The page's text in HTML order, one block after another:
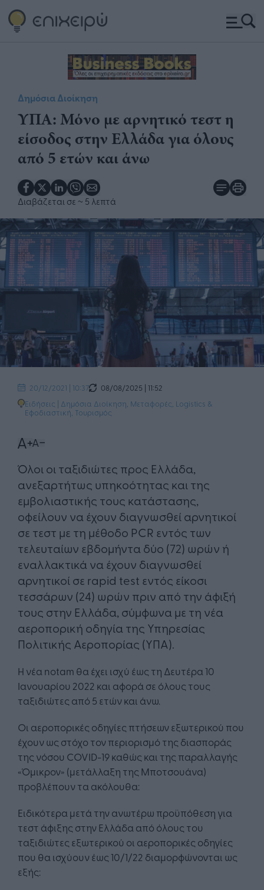
Δημόσια Διοίκηση
ΥΠΑ: Μόνο με αρνητικό τεστ η
είσοδος στην Ελλάδα για όλους
από 5 ετών και άνω​​
Διαβάζεται σε ~ 5 λεπτά
20/12/2021 | 10:37
08/08/2025 | 11:52
Ειδήσεις | Δημόσια Διοίκηση Μεταφορές, Logistics &
Εφοδιαστική Τουρισμός
Όλοι οι ταξιδιώτες προς Ελλάδα,
ανεξαρτήτως υπηκοότητας και της
εμβολιαστικής τους κατάστασης,
οφείλουν να έχουν διαγνωσθεί αρνητικοί
σε τεστ με τη μέθοδο PCR εντός των
τελευταίων εβδομήντα δύο (72) ωρών ή
εναλλακτικά να έχουν διαγνωσθεί
αρνητικοί σε rapid test εντός είκοσι
τεσσάρων (24) ωρών πριν από την άφιξή
τους στην Ελλάδα, σύμφωνα με τη νέα
αεροπορική οδηγία της Υπηρεσίας
Πολιτικής Αεροπορίας (ΥΠΑ).
Η νέα notam θα έχει ισχύ έως τη Δευτέρα 10
Ιανουαρίου 2022 και αφορά σε όλους τους
ταξιδιώτες από 5 ετών και άνω.
Οι αεροπορικές οδηγίες πτήσεων εξωτερικού που
έχουν ως στόχο τον περιορισμό της διασποράς
της νόσου COVID-19 καθώς και της παραλλαγής
«Όμικρον» (μετάλλαξη της Μποτσουάνα)
προβλέπουν τα ακόλουθα:
Ειδικότερα μετά την ανωτέρω προϋπόθεση για
τεστ άφιξης στην Ελλάδα από όλους του
ταξιδιώτες εξωτερικού οι αεροπορικές οδηγίες
που θα ισχύουν έως 10/1/22 διαμορφώνονται ως
εξής: